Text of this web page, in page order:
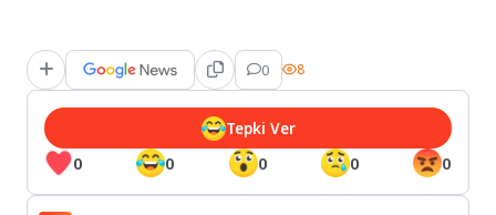
0 8
0 0 0 0 0
Tepki Ver